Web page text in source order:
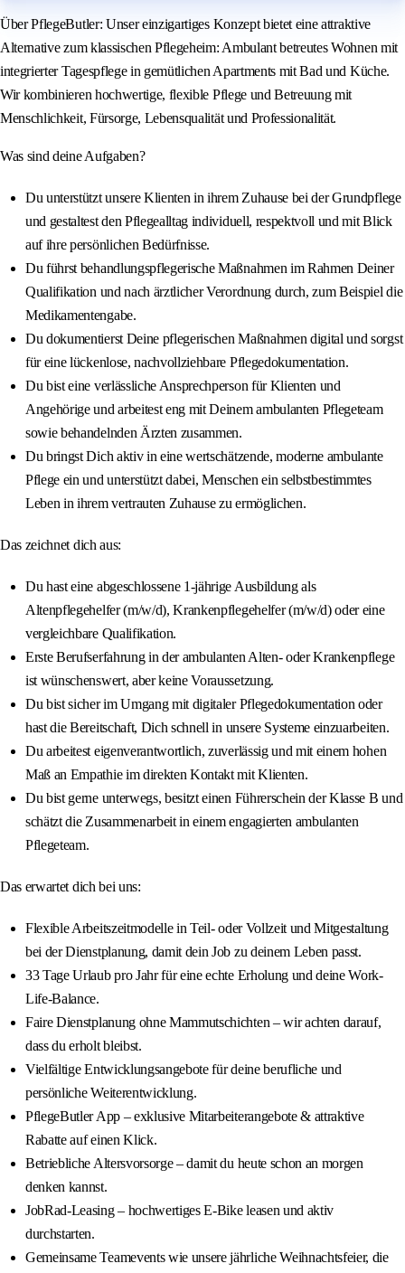
Über PflegeButler: Unser einzigartiges Konzept bietet eine attraktive
Alternative zum klassischen Pflegeheim: Ambulant betreutes Wohnen mit
integrierter Tagespflege in gemütlichen Apartments mit Bad und Küche.
Wir kombinieren hochwertige, flexible Pflege und Betreuung mit
Menschlichkeit, Fürsorge, Lebensqualität und Professionalität.
Was sind deine Aufgaben?
Du unterstützt unsere Klienten in ihrem Zuhause bei der Grundpflege
und gestaltest den Pflegealltag individuell, respektvoll und mit Blick
auf ihre persönlichen Bedürfnisse.
Du führst behandlungspflegerische Maßnahmen im Rahmen Deiner
Qualifikation und nach ärztlicher Verordnung durch, zum Beispiel die
Medikamentengabe.
Du dokumentierst Deine pflegerischen Maßnahmen digital und sorgst
für eine lückenlose, nachvollziehbare Pflegedokumentation.
Du bist eine verlässliche Ansprechperson für Klienten und
Angehörige und arbeitest eng mit Deinem ambulanten Pflegeteam
sowie behandelnden Ärzten zusammen.
Du bringst Dich aktiv in eine wertschätzende, moderne ambulante
Pflege ein und unterstützt dabei, Menschen ein selbstbestimmtes
Leben in ihrem vertrauten Zuhause zu ermöglichen.
Das zeichnet dich aus:
Du hast eine abgeschlossene 1-jährige Ausbildung als
Altenpflegehelfer (m/w/d), Krankenpflegehelfer (m/w/d) oder eine
vergleichbare Qualifikation.
Erste Berufserfahrung in der ambulanten Alten- oder Krankenpflege
ist wünschenswert, aber keine Voraussetzung.
Du bist sicher im Umgang mit digitaler Pflegedokumentation oder
hast die Bereitschaft, Dich schnell in unsere Systeme einzuarbeiten.
Du arbeitest eigenverantwortlich, zuverlässig und mit einem hohen
Maß an Empathie im direkten Kontakt mit Klienten.
Du bist gerne unterwegs, besitzt einen Führerschein der Klasse B und
schätzt die Zusammenarbeit in einem engagierten ambulanten
Pflegeteam.
Das erwartet dich bei uns:
Flexible Arbeitszeitmodelle in Teil- oder Vollzeit und Mitgestaltung
bei der Dienstplanung, damit dein Job zu deinem Leben passt.
33 Tage Urlaub pro Jahr für eine echte Erholung und deine Work-
Life-Balance.
Faire Dienstplanung ohne Mammutschichten – wir achten darauf,
dass du erholt bleibst.
Vielfältige Entwicklungsangebote für deine berufliche und
persönliche Weiterentwicklung.
PflegeButler App – exklusive Mitarbeiterangebote & attraktive
Rabatte auf einen Klick.
Betriebliche Altersvorsorge – damit du heute schon an morgen
denken kannst.
JobRad-Leasing – hochwertiges E-Bike leasen und aktiv
durchstarten.
Gemeinsame Teamevents wie unsere jährliche Weihnachtsfeier, die